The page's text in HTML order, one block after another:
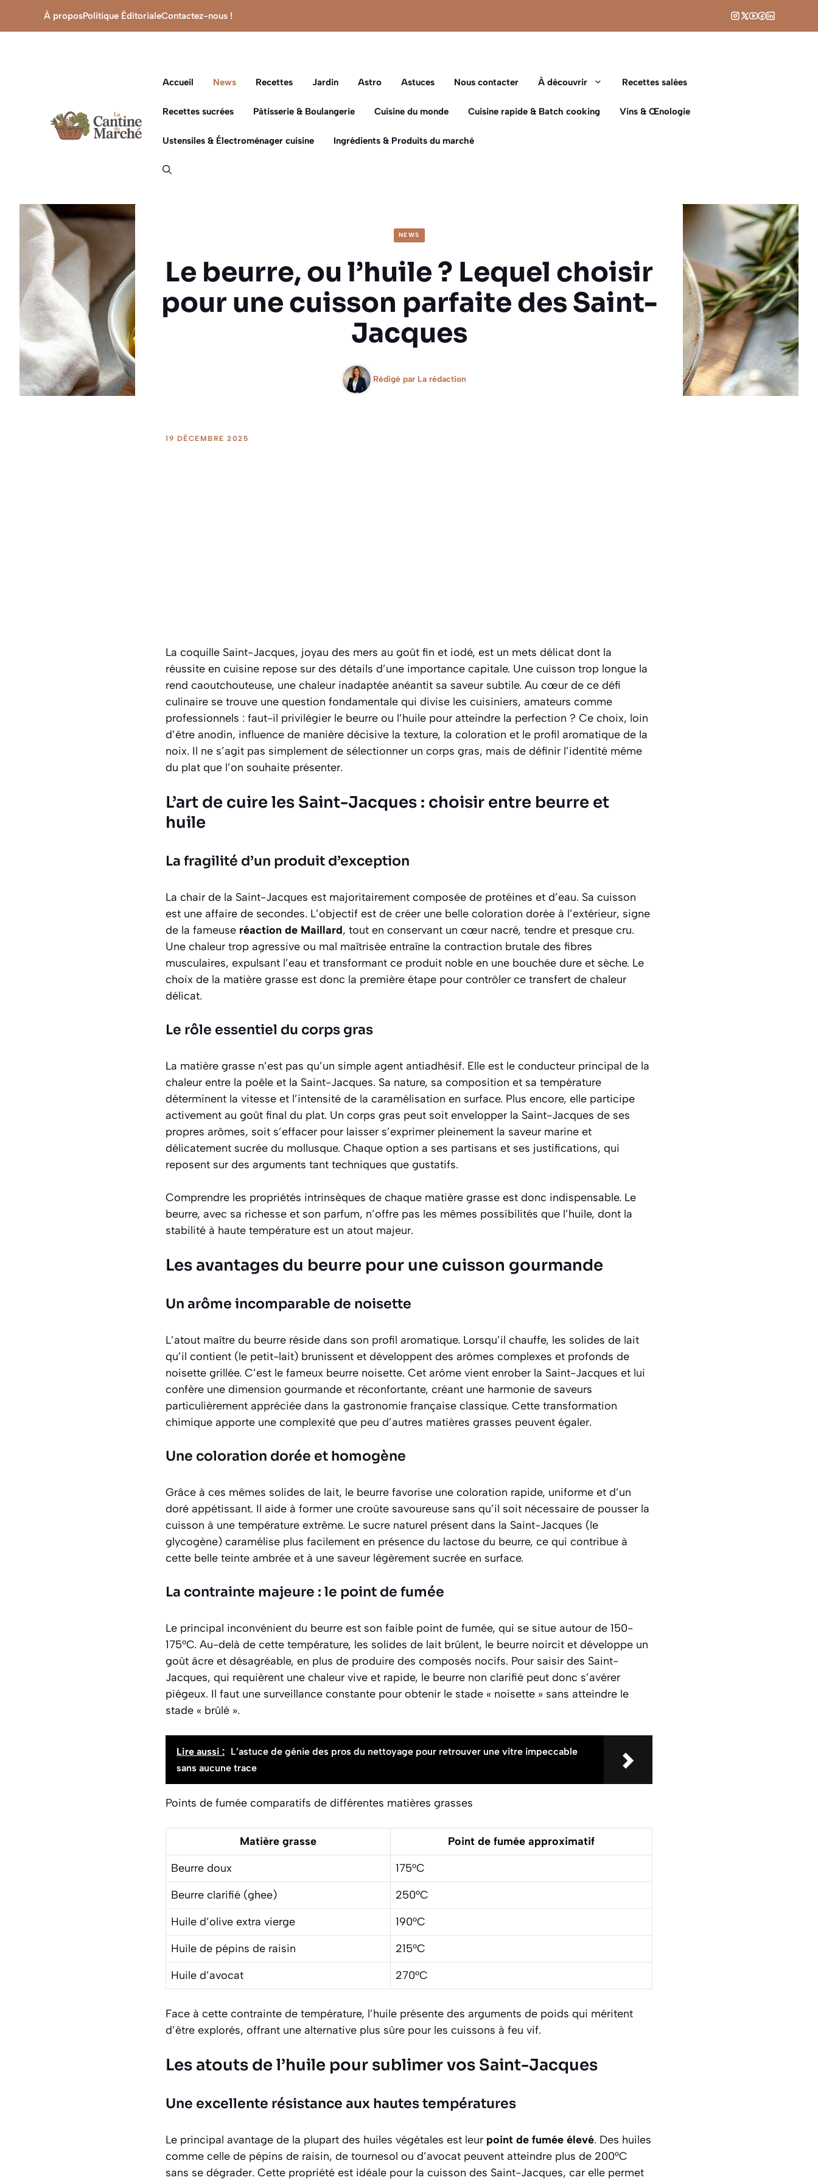
À proposPolitique ÉditorialeContactez-nous !
Accueil News Recettes Jardin Astro Astuces Nous contacter À découvrir Recettes salées
Recettes sucrées Pâtisserie & Boulangerie Cuisine du monde Cuisine rapide & Batch cooking Vins & Œnologie
Ustensiles & Électroménager cuisine Ingrédients & Produits du marché
NEWS
Le beurre, ou l’huile ? Lequel choisir
pour une cuisson parfaite des Saint-
Jacques
Rédigé par La rédaction
19 DÉCEMBRE 2025
La coquille Saint-Jacques, joyau des mers au goût fin et iodé, est un mets délicat dont la
réussite en cuisine repose sur des détails d’une importance capitale. Une cuisson trop longue la
rend caoutchouteuse, une chaleur inadaptée anéantit sa saveur subtile. Au cœur de ce défi
culinaire se trouve une question fondamentale qui divise les cuisiniers, amateurs comme
professionnels : faut-il privilégier le beurre ou l’huile pour atteindre la perfection ? Ce choix, loin
d’être anodin, influence de manière décisive la texture, la coloration et le profil aromatique de la
noix. Il ne s’agit pas simplement de sélectionner un corps gras, mais de définir l’identité même
du plat que l’on souhaite présenter.
L’art de cuire les Saint-Jacques : choisir entre beurre et
huile
La fragilité d’un produit d’exception
La chair de la Saint-Jacques est majoritairement composée de protéines et d’eau. Sa cuisson
est une affaire de secondes. L’objectif est de créer une belle coloration dorée à l’extérieur, signe
de la fameuse réaction de Maillard, tout en conservant un cœur nacré, tendre et presque cru.
Une chaleur trop agressive ou mal maîtrisée entraîne la contraction brutale des fibres
musculaires, expulsant l’eau et transformant ce produit noble en une bouchée dure et sèche. Le
choix de la matière grasse est donc la première étape pour contrôler ce transfert de chaleur
délicat.
Le rôle essentiel du corps gras
La matière grasse n’est pas qu’un simple agent antiadhésif. Elle est le conducteur principal de la
chaleur entre la poêle et la Saint-Jacques. Sa nature, sa composition et sa température
déterminent la vitesse et l’intensité de la caramélisation en surface. Plus encore, elle participe
activement au goût final du plat. Un corps gras peut soit envelopper la Saint-Jacques de ses
propres arômes, soit s’effacer pour laisser s’exprimer pleinement la saveur marine et
délicatement sucrée du mollusque. Chaque option a ses partisans et ses justifications, qui
reposent sur des arguments tant techniques que gustatifs.
Comprendre les propriétés intrinsèques de chaque matière grasse est donc indispensable. Le
beurre, avec sa richesse et son parfum, n’offre pas les mêmes possibilités que l’huile, dont la
stabilité à haute température est un atout majeur.
Les avantages du beurre pour une cuisson gourmande
Un arôme incomparable de noisette
L’atout maître du beurre réside dans son profil aromatique. Lorsqu’il chauffe, les solides de lait
qu’il contient (le petit-lait) brunissent et développent des arômes complexes et profonds de
noisette grillée. C’est le fameux beurre noisette. Cet arôme vient enrober la Saint-Jacques et lui
confère une dimension gourmande et réconfortante, créant une harmonie de saveurs
particulièrement appréciée dans la gastronomie française classique. Cette transformation
chimique apporte une complexité que peu d’autres matières grasses peuvent égaler.
Une coloration dorée et homogène
Grâce à ces mêmes solides de lait, le beurre favorise une coloration rapide, uniforme et d’un
doré appétissant. Il aide à former une croûte savoureuse sans qu’il soit nécessaire de pousser la
cuisson à une température extrême. Le sucre naturel présent dans la Saint-Jacques (le
glycogène) caramélise plus facilement en présence du lactose du beurre, ce qui contribue à
cette belle teinte ambrée et à une saveur légèrement sucrée en surface.
La contrainte majeure : le point de fumée
Le principal inconvénient du beurre est son faible point de fumée, qui se situe autour de 150-
175°C. Au-delà de cette température, les solides de lait brûlent, le beurre noircit et développe un
goût âcre et désagréable, en plus de produire des composés nocifs. Pour saisir des Saint-
Jacques, qui requièrent une chaleur vive et rapide, le beurre non clarifié peut donc s’avérer
piégeux. Il faut une surveillance constante pour obtenir le stade « noisette » sans atteindre le
stade « brûlé ».
Lire aussi : L’astuce de génie des pros du nettoyage pour retrouver une vitre impeccable
sans aucune trace
Points de fumée comparatifs de différentes matières grasses
Matière grasse
Point de fumée approximatif
Beurre doux
175°C
Beurre clarifié (ghee)
250°C
Huile d’olive extra vierge
190°C
Huile de pépins de raisin
215°C
Huile d’avocat
270°C
Face à cette contrainte de température, l’huile présente des arguments de poids qui méritent
d’être explorés, offrant une alternative plus sûre pour les cuissons à feu vif.
Les atouts de l’huile pour sublimer vos Saint-Jacques
Une excellente résistance aux hautes températures
Le principal avantage de la plupart des huiles végétales est leur point de fumée élevé. Des huiles
comme celle de pépins de raisin, de tournesol ou d’avocat peuvent atteindre plus de 200°C
sans se dégrader. Cette propriété est idéale pour la cuisson des Saint-Jacques, car elle permet